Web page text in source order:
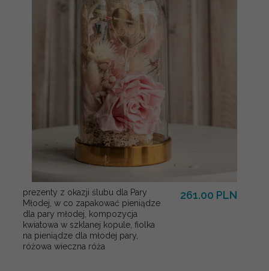
prezenty z okazji ślubu dla Pary
Młodej, w co zapakować pieniądze
dla pary młodej, kompozycja
kwiatowa w szklanej kopule, fiolka
na pieniądze dla młodej pary,
różowa wieczna róża
261.00 PLN